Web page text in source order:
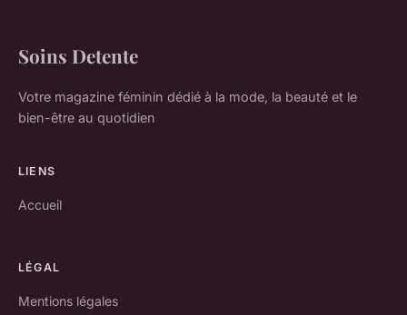
Soins Detente
Votre magazine féminin dédié à la mode, la beauté et le
bien-être au quotidien
LIENS
Accueil
LÉGAL
Mentions légales